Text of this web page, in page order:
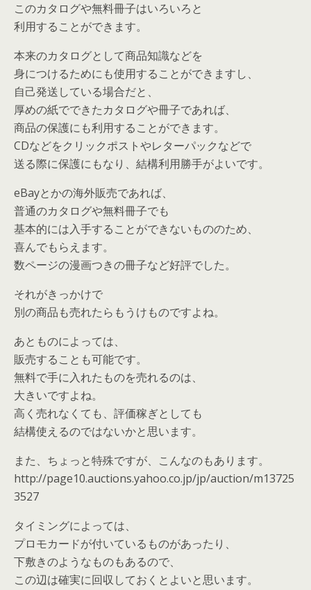
このカタログや無料冊子はいろいろと
利用することができます。
本来のカタログとして商品知識などを
身につけるためにも使用することができますし、
自己発送している場合だと、
厚めの紙でできたカタログや冊子であれば、
商品の保護にも利用することができます。
CDなどをクリックポストやレターパックなどで
送る際に保護にもなり、結構利用勝手がよいです。
eBayとかの海外販売であれば、
普通のカタログや無料冊子でも
基本的には入手することができないもののため、
喜んでもらえます。
数ページの漫画つきの冊子など好評でした。
それがきっかけで
別の商品も売れたらもうけものですよね。
あとものによっては、
販売することも可能です。
無料で手に入れたものを売れるのは、
大きいですよね。
高く売れなくても、評価稼ぎとしても
結構使えるのではないかと思います。
また、ちょっと特殊ですが、こんなのもあります。
http://page10.auctions.yahoo.co.jp/jp/auction/m13725
3527
タイミングによっては、
プロモカードが付いているものがあったり、
下敷きのようなものもあるので、
この辺は確実に回収しておくとよいと思います。